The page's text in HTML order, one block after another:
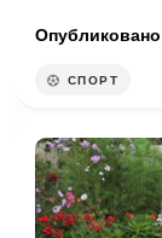
Опубликовано
СПОРТ